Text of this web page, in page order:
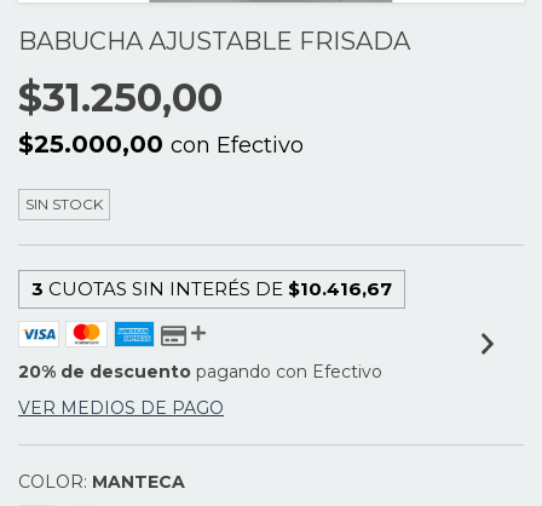
BABUCHA AJUSTABLE FRISADA
$31.250,00
$25.000,00 con Efectivo
SIN STOCK
3 CUOTAS SIN INTERÉS DE $10.416,67
20% de descuento pagando con Efectivo
VER MEDIOS DE PAGO
COLOR: MANTECA